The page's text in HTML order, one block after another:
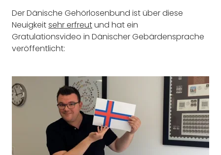
Der Dänische Gehörlosenbund ist über diese
Neuigkeitsehr erfreutund hat ein
Gratulationsvideo in Dänischer Gebärdensprache
veröffentlicht: